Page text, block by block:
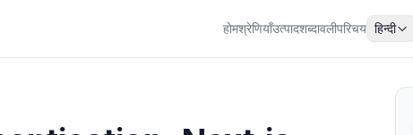
होमश्रेणियाँउत्पादशब्दावलीपरिचय हिन्दी